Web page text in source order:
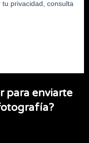
para enviarte